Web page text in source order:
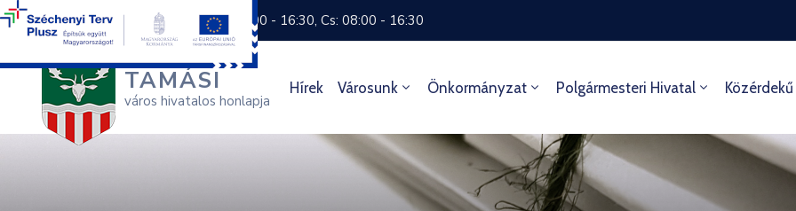
+36 74 570 800 H: 8:00 - 16:30, Cs: 08:00 - 16:30
TAMÁSI
város hivatalos honlapja
Hírek Városunk Önkormányzat Polgármesteri Hivatal Közérdekű